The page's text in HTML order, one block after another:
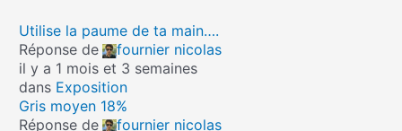
Utilise la paume de ta main….
Réponse de
fournier nicolas
il y a 1 mois et 3 semaines
dans Exposition
Gris moyen 18%
Réponse de
fournier nicolas